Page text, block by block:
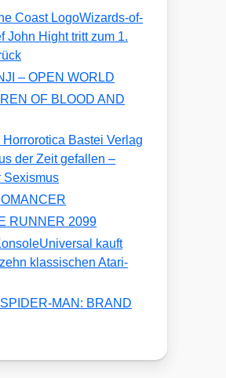
Wizards-of-
John Hight tritt zum 1.
– OPEN WORLD
OF BLOOD AND
der Zeit gefallen –
Sexismus
RUNNER 2099
Universal kauft
klassischen Atari-
MAN: BRAND